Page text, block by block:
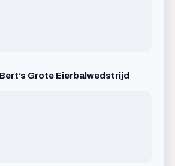
Grote Eierbalwedstrijd